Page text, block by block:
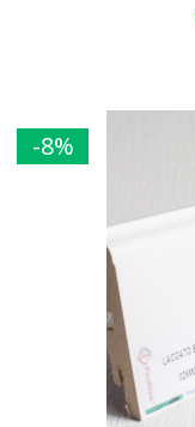
-8%